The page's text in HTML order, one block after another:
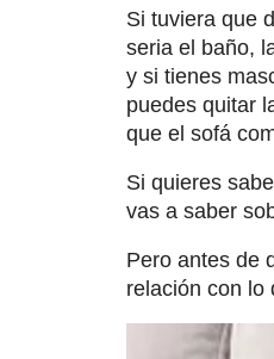
Si tuviera que
seria el baño,
y si tienes
puedes quitar
que el sofá
Si quieres
vas a saber
Pero antes de
relación con lo